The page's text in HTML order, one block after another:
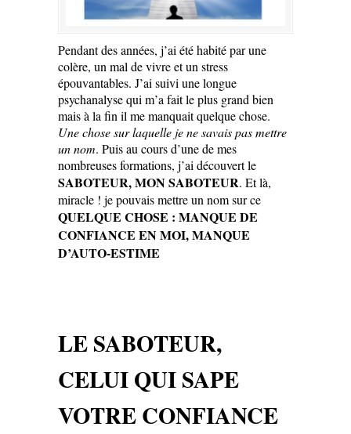
Pendant des années, j’ai été habité par une
colère, un mal de vivre et un stress
épouvantables. J’ai suivi une longue
psychanalyse qui m’a fait le plus grand bien
mais à la fin il me manquait quelque chose.
Une chose sur laquelle je ne savais pas mettre
un nom. Puis au cours d’une de mes
nombreuses formations, j’ai découvert le
SABOTEUR, MON SABOTEUR. Et là,
miracle ! je pouvais mettre un nom sur ce
QUELQUE CHOSE : MANQUE DE
CONFIANCE EN MOI, MANQUE
D’AUTO-ESTIME
LE SABOTEUR,
CELUI QUI SAPE
VOTRE CONFIANCE